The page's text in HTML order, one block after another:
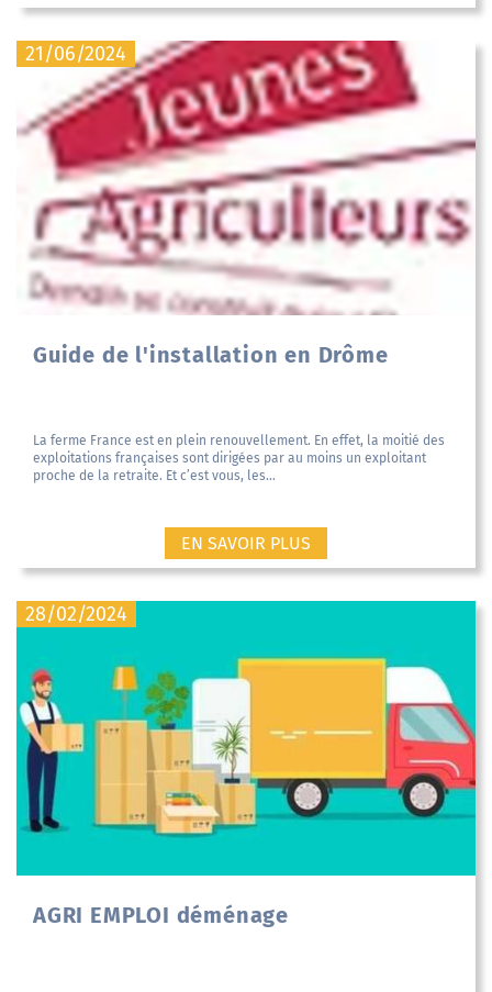
21/06/2024
Guide de l'installation en Drôme
La ferme France est en plein renouvellement. En effet, la moitié des
exploitations françaises sont dirigées par au moins un exploitant
proche de la retraite. Et c’est vous, les...
EN SAVOIR PLUS
28/02/2024
AGRI EMPLOI déménage